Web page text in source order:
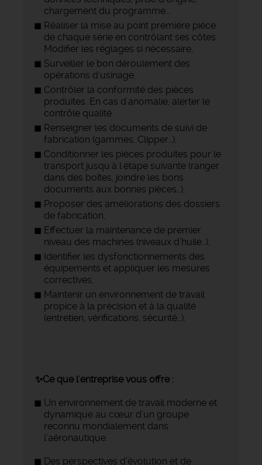
chargement du programme...
Réaliser la mise au point première pièce
de chaque série en contrôlant ses côtes.
Modifier les réglages si nécessaire,
Surveiller le bon déroulement des
opérations d'usinage,
Contrôler la conformité des pièces
produites. En cas d'anomalie, alerter le
contrôle qualité
Renseigner les documents de suivi de
fabrication (gammes, Clipper…),
Conditionner les pièces produites pour le
transport jusqu'à l'étape suivante (ranger
dans des boîtes, joindre les bons
documents aux bonnes pièces…),
Proposer des améliorations des dossiers
de fabrication,
Effectuer la maintenance de premier
niveau des machines (niveaux d’huile…),
Identifier les dysfonctionnements des
équipements et appliquer les mesures
correctives,
Maintenir un environnement de travail
propice à la précision et à la qualité
(entretien, vérifications, sécurité…).
✨Ce que l'entreprise vous offre :
Un environnement de travail moderne et
dynamique au cœur d’un groupe
reconnu mondialement dans
l’aéronautique.
Des perspectives d’évolution et de